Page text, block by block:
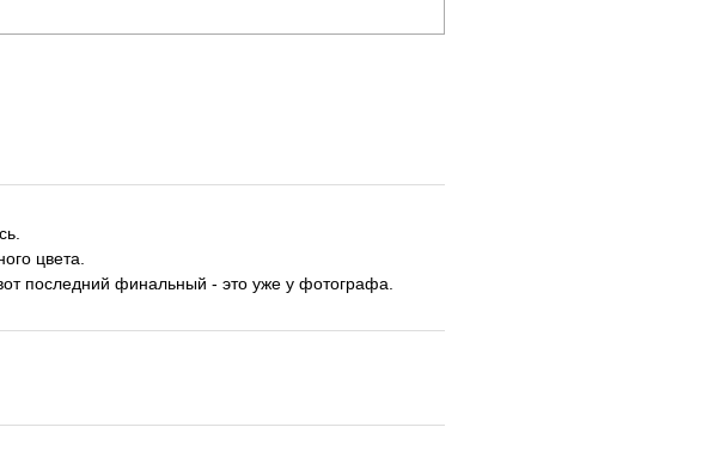
цвета.
последний финальный - это уже у фотографа.